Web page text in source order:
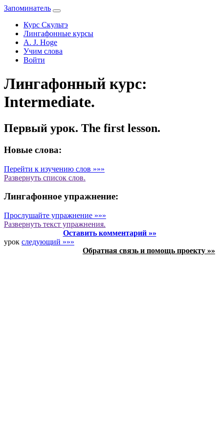
Запоминатель
Курс Скультэ
Лингафонные курсы
A. J. Hoge
Учим слова
Войти
Лингафонный курс:
Intermediate.
Первый урок. The first lesson.
Новые слова:
Перейти к изучению слов »»»
Развернуть список слов.
Лингафонное упражнение:
Прослушайте упражнение »»»
Развернуть текст упражнения.
Оставить комментарий »»
урок следующий »»»
Обратная связь и помощь проекту »»